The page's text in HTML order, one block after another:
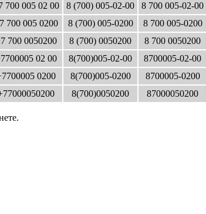
700 005 02 00 8 (700) 005-02-00 8 700 005-02-00
700 005 0200 8 (700) 005-0200 8 700 005-0200
700 0050200 8 (700) 0050200 8 700 0050200
02 00 8(700)005-02-00 8700005-02-00
0200 8(700)005-0200 8700005-0200
8(700)0050200 87000050200